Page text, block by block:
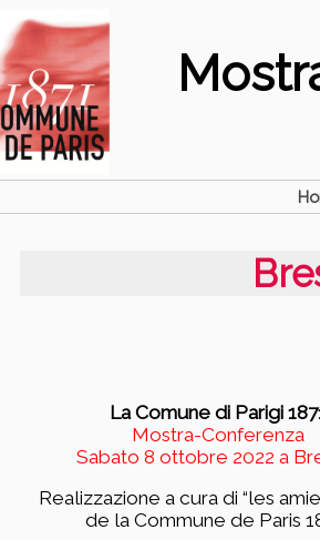
La Comune di Parigi
Mostra-Conferenza
Sabato 8 ottobre 2022 a
Realizzazione a cura di “les
de la Commune de Paris